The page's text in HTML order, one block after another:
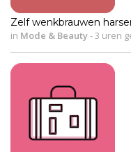
Zelf wenkbrauwen
in Mode & Beauty-3 uren